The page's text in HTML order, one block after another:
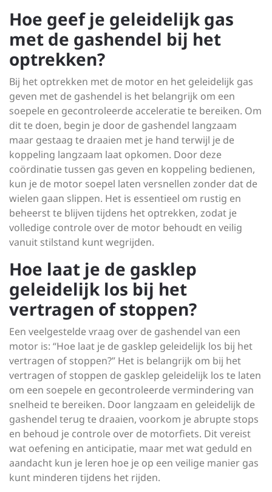
Hoe geef je geleidelijk gas
met de gashendel bij het
optrekken?
Bij het optrekken met de motor en het geleidelijk gas
geven met de gashendel is het belangrijk om een
soepele en gecontroleerde acceleratie te bereiken. Om
dit te doen, begin je door de gashendel langzaam
maar gestaag te draaien met je hand terwijl je de
koppeling langzaam laat opkomen. Door deze
coördinatie tussen gas geven en koppeling bedienen,
kun je de motor soepel laten versnellen zonder dat de
wielen gaan slippen. Het is essentieel om rustig en
beheerst te blijven tijdens het optrekken, zodat je
volledige controle over de motor behoudt en veilig
vanuit stilstand kunt wegrijden.
Hoe laat je de gasklep
geleidelijk los bij het
vertragen of stoppen?
Een veelgestelde vraag over de gashendel van een
motor is: “Hoe laat je de gasklep geleidelijk los bij het
vertragen of stoppen?” Het is belangrijk om bij het
vertragen of stoppen de gasklep geleidelijk los te laten
om een soepele en gecontroleerde vermindering van
snelheid te bereiken. Door langzaam en geleidelijk de
gashendel terug te draaien, voorkom je abrupte stops
en behoud je controle over de motorfiets. Dit vereist
wat oefening en anticipatie, maar met wat geduld en
aandacht kun je leren hoe je op een veilige manier gas
kunt minderen tijdens het rijden.